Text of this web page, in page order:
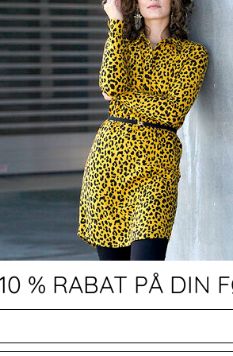
% RABAT PÅ DIN